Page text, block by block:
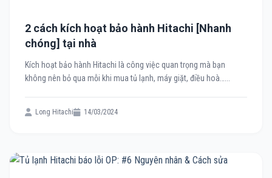
2 cách kích hoạt bảo hành Hitachi [Nhanh
chóng] tại nhà
Kích hoạt bảo hành Hitachi là công việc quan trọng mà bạn
không nên bỏ qua mỗi khi mua tủ lạnh, máy giặt, điều hoà…...
Long Hitachi 14/03/2024